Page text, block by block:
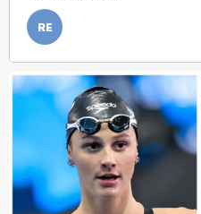
RE